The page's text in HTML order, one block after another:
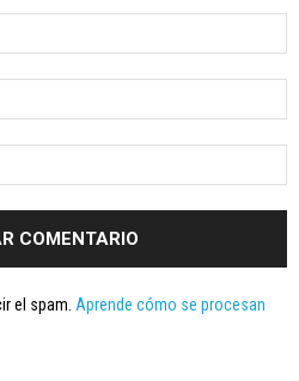
el spam. Aprende cómo se procesan